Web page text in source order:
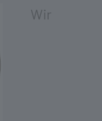
Wir